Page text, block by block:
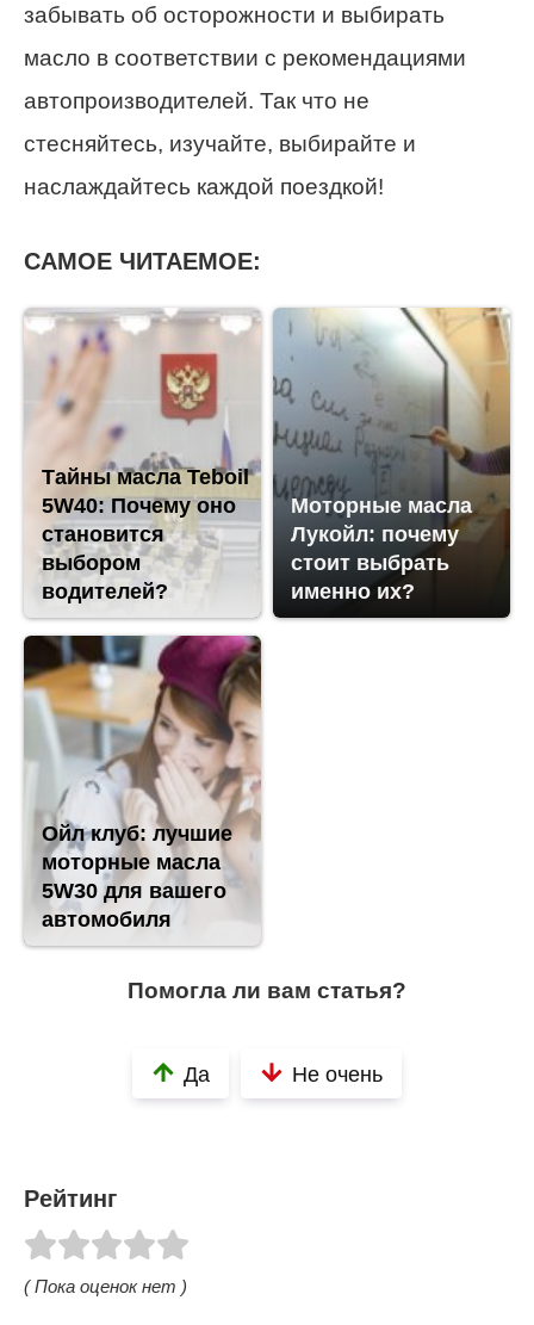
забывать об осторожности и выбирать
масло в соответствии с рекомендациями
автопроизводителей. Так что не
стесняйтесь, изучайте, выбирайте и
наслаждайтесь каждой поездкой!
САМОЕ ЧИТАЕМОЕ:
Тайны масла Teboil
5W40: Почему оно
становится
выбором
водителей?
Моторные масла
Лукойл: почему
стоит выбрать
именно их?
Ойл клуб: лучшие
моторные масла
5W30 для вашего
автомобиля
Помогла ли вам статья?
Да Не очень
Рейтинг
( Пока оценок нет )